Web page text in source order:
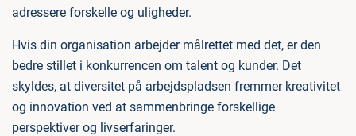
adressere forskelle og uligheder.
Hvis din organisation arbejder målrettet med det, er den
bedre stillet i konkurrencen om talent og kunder. Det
skyldes, at diversitet på arbejdspladsen fremmer kreativitet
og innovation ved at sammenbringe forskellige
perspektiver og livserfaringer.